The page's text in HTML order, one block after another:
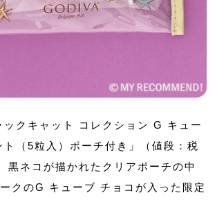
ックキャット コレクション G キュー
（5粒入）ポーチ付き」（値段：税
黒ネコが描かれたクリアポーチの中
クのG キューブ チョコが入った限定